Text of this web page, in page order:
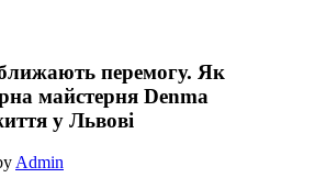
перемогу. Як
майстерня Denma
у Львові
Admin